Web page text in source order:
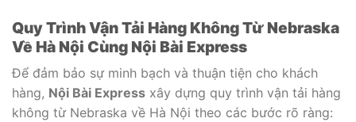
Quy Trình Vận Tải Hàng Không Từ Nebraska
Về Hà Nội Cùng Nội Bài Express
Để đảm bảo sự minh bạch và thuận tiện cho khách
hàng, Nội Bài Express xây dựng quy trình vận tải hàng
không từ Nebraska về Hà Nội theo các bước rõ ràng: